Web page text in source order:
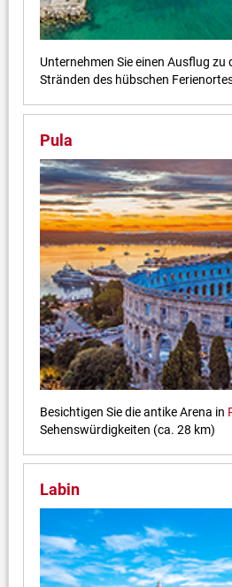
Unternehmen Sie einen Ausflug zu
Stränden des hübschen
Pula
Besichtigen Sie die antike Arena in
Sehenswürdigkeiten (ca. 28 km)
Labin